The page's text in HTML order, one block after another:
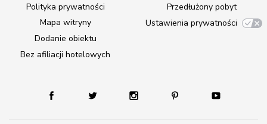
Polityka prywatności
Mapa witryny
Dodanie obiektu
Bez afiliacji hotelowych
Przedłużony pobyt
Ustawienia prywatności